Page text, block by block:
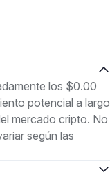
los $0.00
potencial a largo
mercado cripto. No
según las